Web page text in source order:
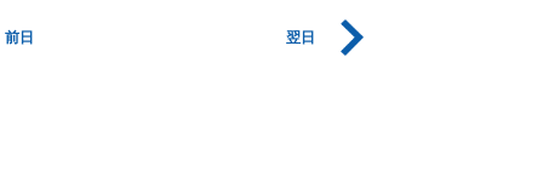
前日 翌日